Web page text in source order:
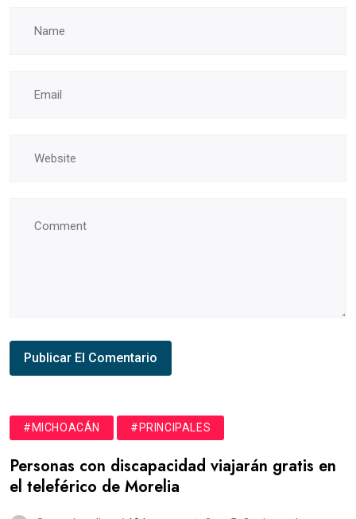
#MICHOACÁN #PRINCIPALES
Personas con discapacidad viajarán gratis en
el teleférico de Morelia